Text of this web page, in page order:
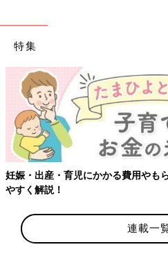
特集
妊娠・出産・育児にかかる費用やも
やすく解説！
連載一